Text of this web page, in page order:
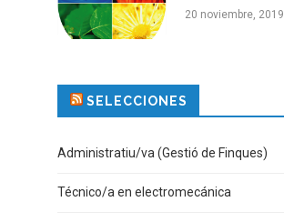
20 noviembre, 2019
SELECCIONES
Administratiu/va (Gestió de Finques)
Técnico/a en electromecánica